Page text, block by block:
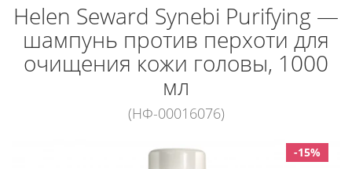
Helen Seward Synebi Purifying —
шампунь против перхоти для
очищения кожи головы, 1000
мл
(НФ-00016076)
-15%